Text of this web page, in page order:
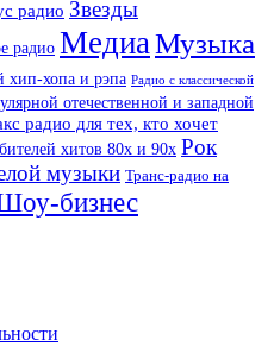
радио Звезды
радио МедиаМузыка
хип-хопа и рэпа Радио с классической
отечественной и западной
радио для тех, кто хочет
хитов 80х и 90х Рок
музыки Транс-радио на
бизнес